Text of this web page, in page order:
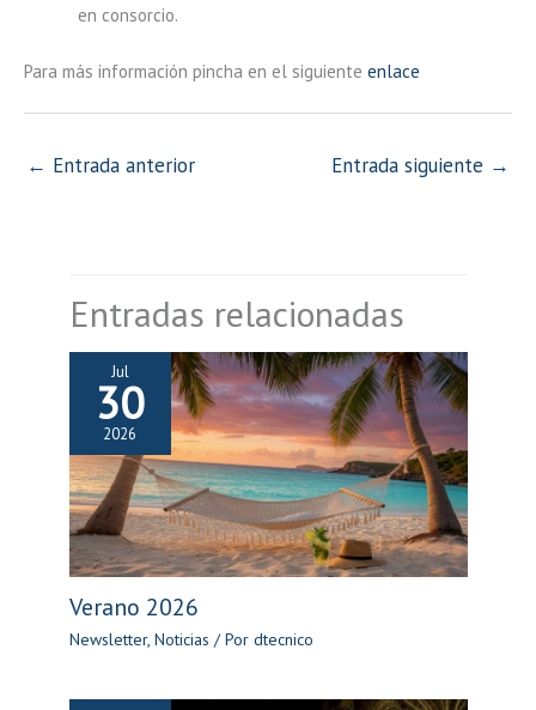
en consorcio.
Para más información pincha en el siguiente enlace
← Entrada anterior Entrada siguiente →
Entradas relacionadas
Jul
30
2026
Verano 2026
Newsletter, Noticias / Por dtecnico